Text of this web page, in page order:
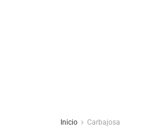
Inicio Carbajosa